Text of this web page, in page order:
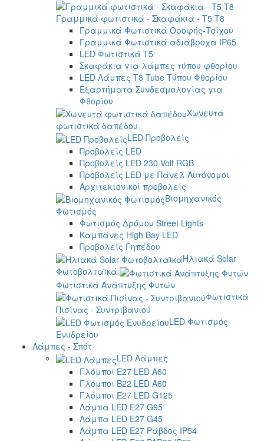
Γραμμικά φωτιστικά - Σκαφάκια - Τ5 T8
Γραμμικά Φωτιστικά Οροφής-Τοίχου
Γραμμικά Φωτιστικά αδιάβροχα IP65
LED Φωτιστικά T5
Σκαφάκια για λάμπες τύπου φθορίου
LED Λάμπες T8 Tube Τύπου Φθορίου
Εξαρτήματα Συνδεσμολογίας για
Φθορίου
Χωνευτά
φωτιστικά δαπέδου
LED Προβολείς
Προβολείς LED
Προβολείς LED 230 Volt RGB
Προβολείς LED με Πάνελ Αυτόνομοι
Αρχιτεκτονικοί προβολείς
Βιομηχανικός
Φωτισμός
Φωτισμός Δρόμου Street Lights
Καμπάνες High Bay LED
Προβολείς Γηπέδου
Ηλιακά Solar
Φωτοβολταϊκά
Φωτιστικά Ανάπτυξης Φυτών
Φωτιστικά
Πισίνας - Συντριβανιού
LED Φωτισμός
Ενυδρείου
Λάμπες - Σπότ
LED Λάμπες
Γλόμποι E27 LED A60
Γλόμποι B22 LED A60
Γλόμποι E27 LED G125
Λάμπα LED E27 G95
Λάμπα LED E27 G45
Λάμπα LED E27 Ράβδος IP54